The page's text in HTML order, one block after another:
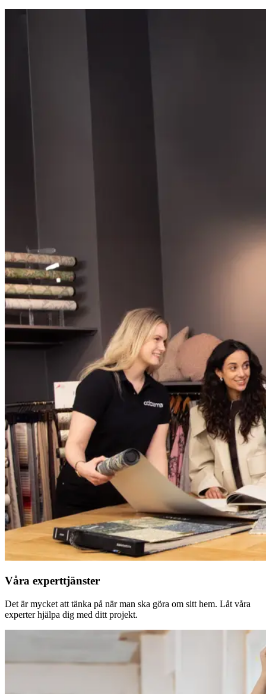
Våra experttjänster
Det är mycket att tänka på när man ska göra om sitt hem. Låt våra
experter hjälpa dig med ditt projekt.